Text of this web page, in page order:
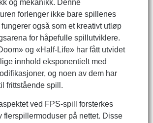
og mekanikk. Denne
forlenger ikke bare spillenes
fungerer også som et kreativt utløp
for håpefulle spillutviklere.
og «Half-Life» har fått utvidet
innhold eksponentielt med
og noen av dem har
frittstående spill.
ved FPS-spill forsterkes
flerspillermoduser på nettet. Disse